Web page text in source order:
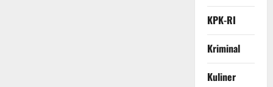
KPK-RI
Kriminal
Kuliner